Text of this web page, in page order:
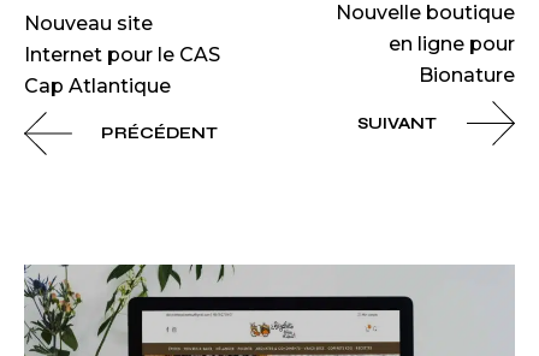
Nouveau site
Internet pour le CAS
Cap Atlantique
PRÉCÉDENT
Nouvelle boutique
en ligne pour
Bionature
SUIVANT